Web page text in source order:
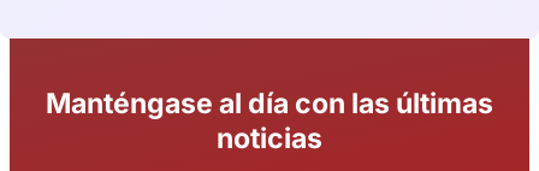
Manténgase al día con las últimas
noticias